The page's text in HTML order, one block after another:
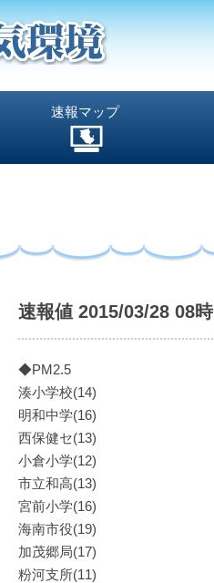
速報マップ
速報値 2015/03/28 08時
◆PM2.5
湊小学校(14)
明和中学(16)
西保健セ(13)
小倉小学(12)
市立和高(13)
宮前小学(16)
海南市役(19)
加茂郷局(17)
粉河支所(11)